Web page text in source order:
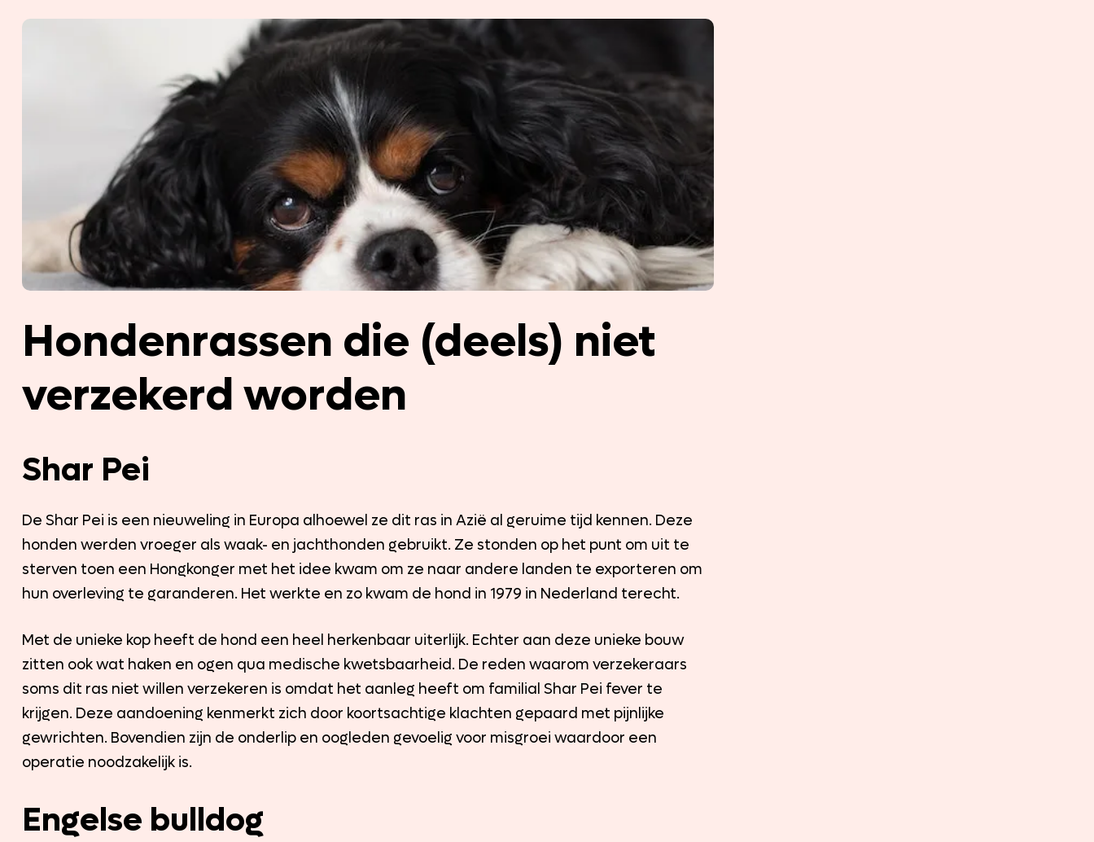
Hondenrassen die (deels) niet
verzekerd worden
Shar Pei
De Shar Pei is een nieuweling in Europa alhoewel ze dit ras in Azië al geruime tijd kennen. Deze
honden werden vroeger als waak- en jachthonden gebruikt. Ze stonden op het punt om uit te
sterven toen een Hongkonger met het idee kwam om ze naar andere landen te exporteren om
hun overleving te garanderen. Het werkte en zo kwam de hond in 1979 in Nederland terecht.
Met de unieke kop heeft de hond een heel herkenbaar uiterlijk. Echter aan deze unieke bouw
zitten ook wat haken en ogen qua medische kwetsbaarheid. De reden waarom verzekeraars
soms dit ras niet willen verzekeren is omdat het aanleg heeft om familial Shar Pei fever te
krijgen. Deze aandoening kenmerkt zich door koortsachtige klachten gepaard met pijnlijke
gewrichten. Bovendien zijn de onderlip en oogleden gevoelig voor misgroei waardoor een
operatie noodzakelijk is.
Engelse bulldog